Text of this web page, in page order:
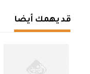
قد يهمك أيضا